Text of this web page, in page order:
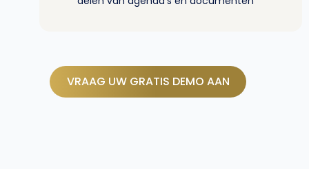
VRAAG UW GRATIS DEMO AAN